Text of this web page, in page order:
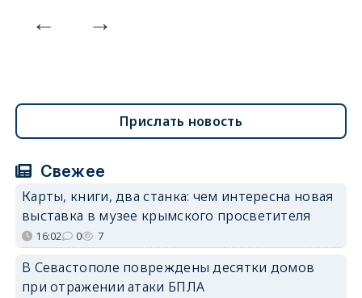
Прислать новость
Свежее
Карты, книги, два станка: чем интересна новая
выставка в музее крымского просветителя
16:02 0 7
В Севастополе повреждены десятки домов
при отражении атаки БПЛА